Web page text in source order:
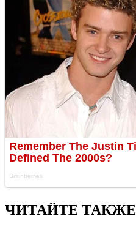
ЧИТАЙТЕ ТАКЖЕ